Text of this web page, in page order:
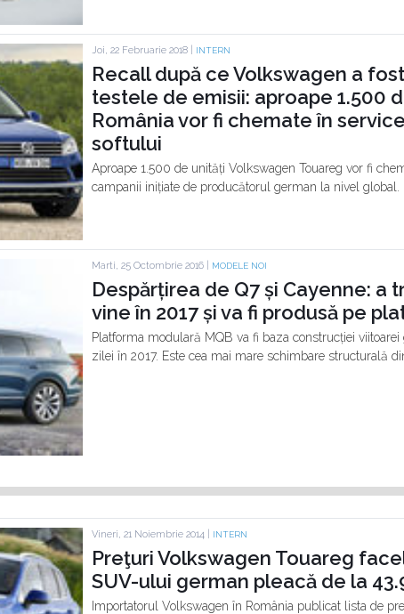
Joi, 22 Februarie 2018 | INTERN
Recall după ce Volkswagen a
testele de emisii: aproape 1.500
România vor fi chemate în
softului
Aproape 1.500 de unități Volkswagen Touareg vor fi
campanii inițiate de producătorul german la nivel global.
Marti, 25 Octombrie 2016 | MODELE NOI
Despărțirea de Q7 și Cayenne: a
vine în 2017 și va fi produsă pe
Platforma modulară MQB va fi baza construcției
zilei în 2017. Este cea mai mare schimbare structurală
Vineri, 21 Noiembrie 2014 | INTERN
Preţuri Volkswagen Touareg
SUV-ului german pleacă de la
Importatorul Volkswagen în România publicat lista de